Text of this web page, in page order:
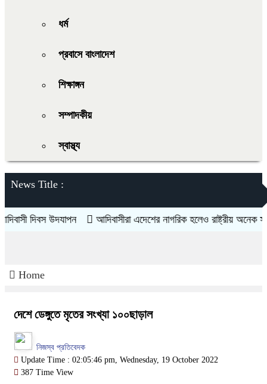
ধর্ম
প্রবাসে বাংলাদেশ
শিক্ষাঙ্গন
সম্পাদকীয়
স্বাস্থ্য
News Title :
দিবস উদযাপন আদিবাসীরা এদেশের নাগরিক হলেও রাষ্ট্রীয় অনেক
Home
দেশে ডেঙ্গুতে মৃতের সংখ্যা ১০০ছাড়াল
নিজস্ব প্রতিবেদক
Update Time : 02:05:46 pm, Wednesday, 19 October 2022
387 Time View